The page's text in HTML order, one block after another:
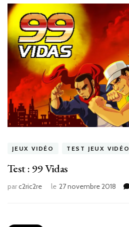
JEUX VIDÉO TEST JEUX VIDÉO
Test : 99 Vidas
parc2ric2re le 27 novembre 2018